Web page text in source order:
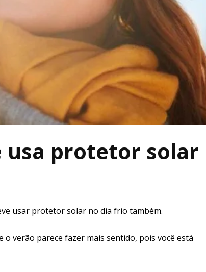
usa protetor solar
usar protetor solar no dia frio também.
verão parece fazer mais sentido, pois você está